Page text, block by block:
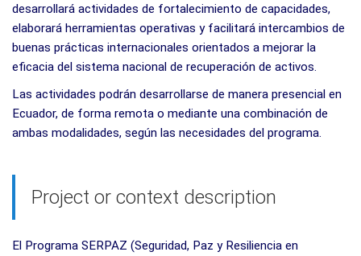
desarrollará actividades de fortalecimiento de capacidades,
elaborará herramientas operativas y facilitará intercambios de
buenas prácticas internacionales orientados a mejorar la
eficacia del sistema nacional de recuperación de activos.
Las actividades podrán desarrollarse de manera presencial en
Ecuador, de forma remota o mediante una combinación de
ambas modalidades, según las necesidades del programa.
Project or context description
El Programa SERPAZ (Seguridad, Paz y Resiliencia en